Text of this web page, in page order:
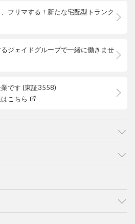
フリマする！新たな宅配型トランク
ジェイドグループで一緒に働きませ
です (東証3558)
こちら